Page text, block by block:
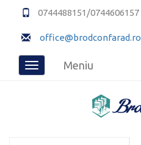
0744488151/0744606157
office@brodconfarad.ro
Toggle
Meniu